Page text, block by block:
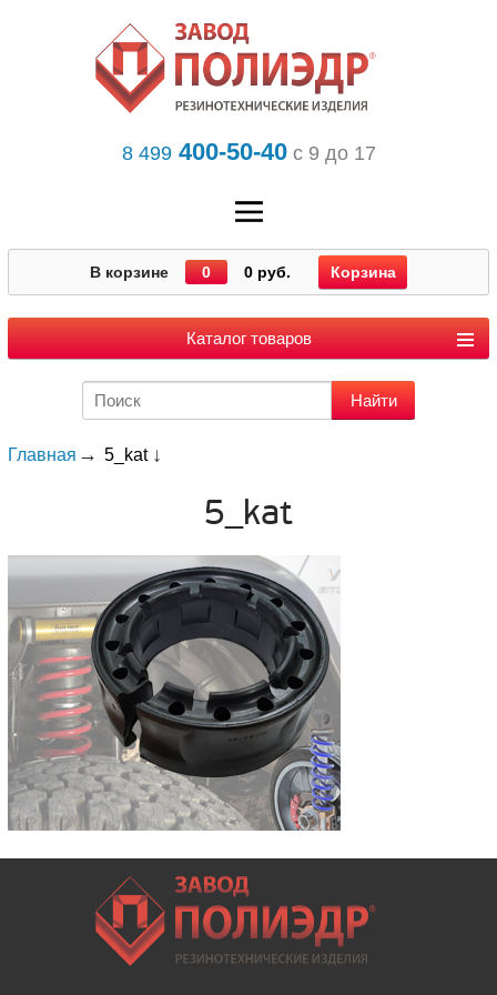
8 499400-50-40с 9 до 17
В корзине 0 0 руб. Корзина
Каталог товаров
Главная 5_kat
5_kat